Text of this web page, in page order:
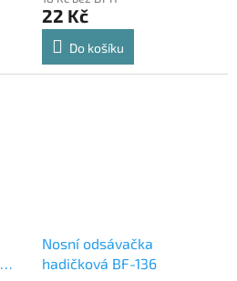
22 Kč
Do košíku
Nosní odsávačka
hadičková BF-136